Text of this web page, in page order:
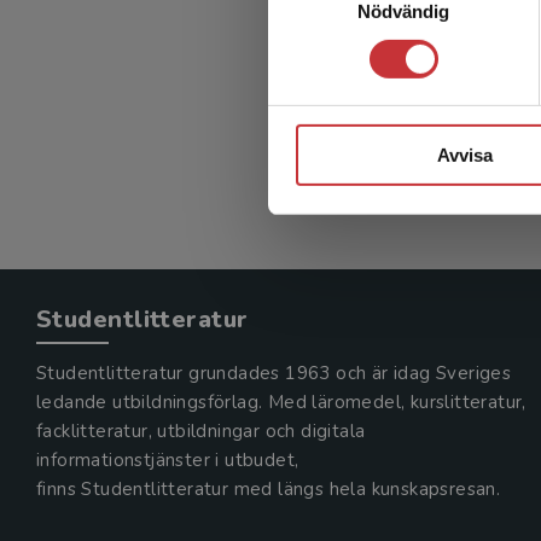
Nödvändig
Avvisa
347 kr
Exkl.
Studentlitteratur
Studentlitteratur grundades 1963 och är idag Sveriges
ledande utbildningsförlag. Med läromedel, kurslitteratur,
facklitteratur, utbildningar och digitala
informationstjänster i utbudet,
finns Studentlitteratur med längs hela kunskapsresan.